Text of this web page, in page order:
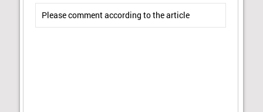
Please comment according to the article